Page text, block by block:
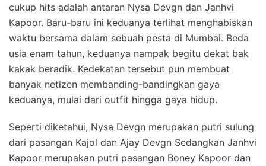
cukup hits adalah antaran Nysa Devgn dan Janhvi
Kapoor. Baru-baru ini keduanya terlihat menghabiskan
waktu bersama dalam sebuah pesta di Mumbai. Beda
usia enam tahun, keduanya nampak begitu dekat bak
kakak beradik. Kedekatan tersebut pun membuat
banyak netizen membanding-bandingkan gaya
keduanya, mulai dari outfit hingga gaya hidup.
Seperti diketahui, Nysa Devgn merupakan putri sulung
dari pasangan Kajol dan Ajay Devgn Sedangkan Janhvi
Kapoor merupakan putri pasangan Boney Kapoor dan